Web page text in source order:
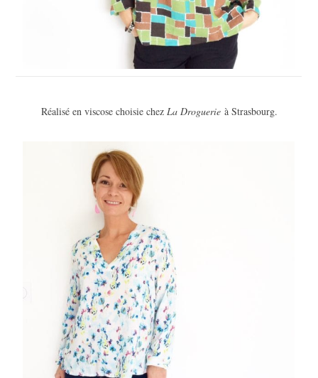
Réalisé en viscose choisie chez La Droguerieà Strasbourg.